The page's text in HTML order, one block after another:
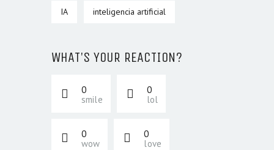
IA inteligencia artificial
WHAT'S YOUR REACTION?
0
smile
0
lol
0
wow
0
love